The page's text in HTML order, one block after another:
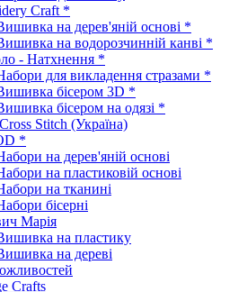
Craft *
на дерев'яній основі *
на водорозчинній канві *
- Натхнення *
для викладення стразами *
бісером 3D *
бісером на одязі *
Stitch (Україна)
*
на дерев'яній основі
на пластиковій основі
на тканині
бісерні
Марія
на пластику
на дереві
Crafts